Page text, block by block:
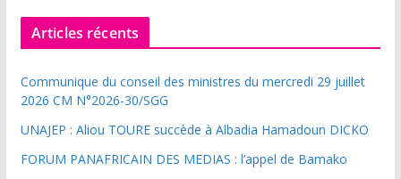
Articles récents
Communique du conseil des ministres du mercredi 29 juillet
2026 CM N°2026-30/SGG
UNAJEP : Aliou TOURE succède à Albadia Hamadoun DICKO
FORUM PANAFRICAIN DES MEDIAS : l’appel de Bamako